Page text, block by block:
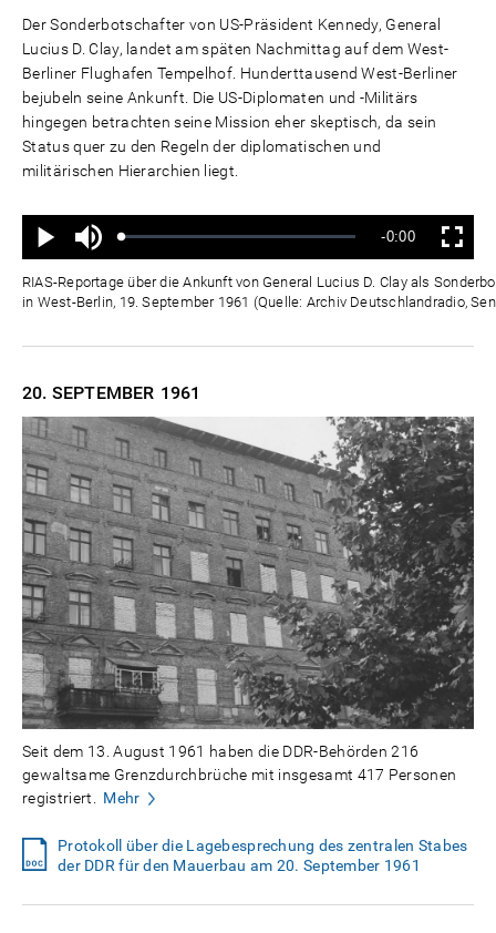
Der Sonderbotschafter von US-Präsident Kennedy, General
Lucius D. Clay, landet am späten Nachmittag auf dem West-
Berliner Flughafen Tempelhof. Hunderttausend West-Berliner
bejubeln seine Ankunft. Die US-Diplomaten und -Militärs
hingegen betrachten seine Mission eher skeptisch, da sein
Status quer zu den Regeln der diplomatischen und
militärischen Hierarchien liegt.
Wiedergabe
Ton
aus
Geladen:
Status:
Verbleibende
Zeit
-0:00 Vollbild
RIAS-Reportage über die Ankunft von General Lucius D. Clay als
in West-Berlin, 19. September 1961 (Quelle: Archiv Deutschlandradio,
20. SEPTEMBER 1961
Seit dem 13. August 1961 haben die DDR-Behörden 216
gewaltsame Grenzdurchbrüche mit insgesamt 417 Personen
registriert.
Mehr
Protokoll über die Lagebesprechung des zentralen Stabes
der DDR für den Mauerbau am 20. September 1961